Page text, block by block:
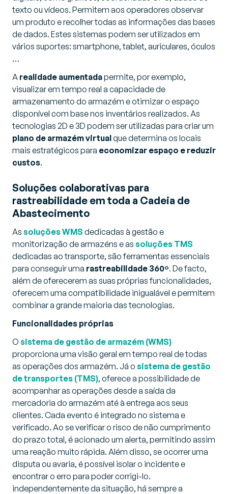
texto ou vídeos. Permitem aos operadores observar
um produto e recolher todas as informações das bases
de dados. Estes sistemas podem ser utilizados ​​em
vários suportes: smartphone, tablet, auriculares, óculos
…
A realidade aumentadapermite, por exemplo,
visualizar em tempo real a capacidade de
armazenamento do armazém e otimizar o espaço
disponível com base nos inventários realizados. As
tecnologias 2D e 3D podem ser utilizadas para criar um
plano de armazém virtualque determina os locais
mais estratégicos para economizar espaço e reduzir
custos.
Soluções colaborativas para
rastreabilidade em toda a Cadeia de
Abastecimento
As soluções WMS dedicadas à gestão e
monitorização de armazéns e as soluções TMS
dedicadas ao transporte, são ferramentas essenciais
para conseguir uma rastreabilidade 360º. De facto,
além de oferecerem as suas próprias funcionalidades,
oferecem uma compatibilidade inigualável e permitem
combinar a grande maioria das tecnologias.
Funcionalidades próprias
O sistema de gestão de armazém (WMS)
proporciona uma visão geral em tempo real de todas
as operações dos armazém. Já o sistema de gestão
de transportes (TMS), oferece a possibilidade de
acompanhar as operações desde a saída da
mercadoria do armazém até à entrega aos seus
clientes. Cada evento é integrado no sistema e
verificado. Ao se verificar o risco de não cumprimento
do prazo total, é acionado um alerta, permitindo assim
uma reação muito rápida. Além disso, se ocorrer uma
disputa ou avaria, é possível isolar o incidente e
encontrar o erro para poder corrigi-lo.
independentemente da situação, há sempre a